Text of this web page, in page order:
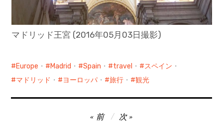
マドリッド王宮 (2016年05月03日撮影)
Europe ・ Madrid ・ Spain ・ travel ・ スペイン ・
マドリッド ・ ヨーロッパ ・ 旅行 ・ 観光
前 次